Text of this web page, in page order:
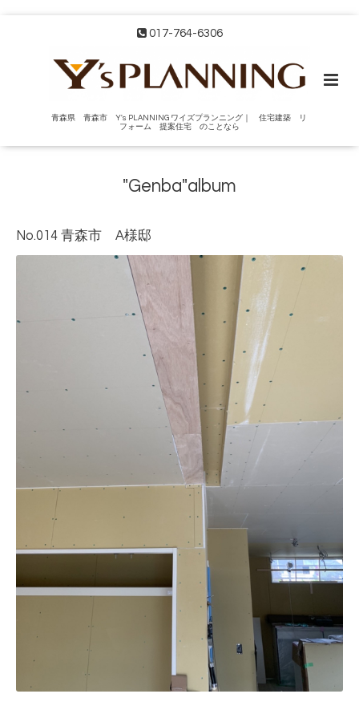
017-764-6306
青森県 青森市 Y's PLANNING ワイズプランニング｜ 住宅建築 リ
フォーム 提案住宅 のことなら
"Genba"album
No.014 青森市 A様邸